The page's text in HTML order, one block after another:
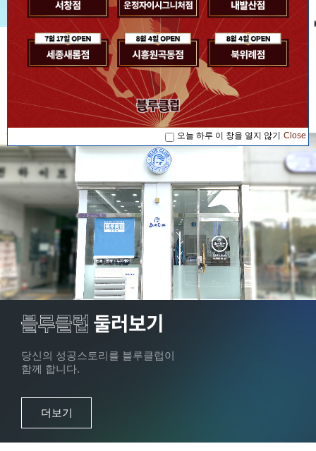
공지사항
[공지사항] [블루소식]2026. 07. 17 '블루...
[공지사항] [블루소식]2026. 08. 04 '블루...
[공지사항] [블루소식]2026. 08. 04 '블루...
[공지사항] [블루소식]2026. 07. 17 '블루...
[공지사항] [블루소식]2026. 08. 04 '블루...
당신의 성공스토리를 블루클럽이
함께 합니다.
더보기
오늘 하루 이 창을 열지 않기 Close
오늘 하루 이 창을 열지 않기 Close